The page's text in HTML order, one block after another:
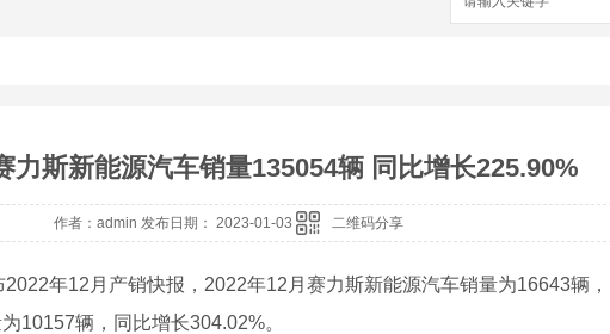
力斯新能源汽车销量135054辆 同比增长225.90%
作者：admin 发布日期： 2023-01-03 二维码分享
年12月产销快报，2022年12月赛力斯新能源汽车销量为16643辆，
10157辆，同比增长304.02%。